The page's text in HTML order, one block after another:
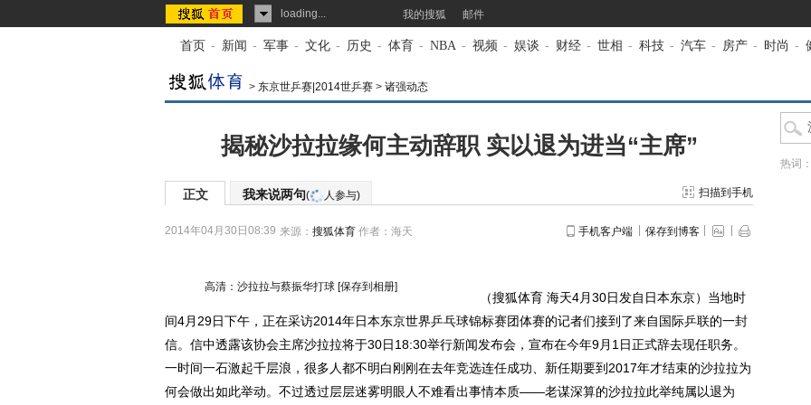
loading... 我的搜狐 邮件
首页 - 新闻 - 军事 - 文化 - 历史 - 体育 - NBA - 视频 - 娱谈 - 财经 - 世相 - 科技 - 汽车 - 房产 - 时尚 -
> 东京世乒赛|2014世乒赛 > 诸强动态
揭秘沙拉拉缘何主动辞职 实以退为进当“主席”
正文 我来说两句( 人参与) 扫描到手机
2014年04月30日08:39 来源： 搜狐体育 作者：海天 手机客户端 保存到博客
高清：沙拉拉与蔡振华打球 [保存到相册]
（搜狐体育 海天4月30日发自日本东京）当地时
间4月29日下午，正在采访2014年日本东京世界乒乓球锦标赛团体赛的记者们接到了来自国际乒联的一封
信。信中透露该协会主席沙拉拉将于30日18:30举行新闻发布会，宣布在今年9月1日正式辞去现任职务。
一时间一石激起千层浪，很多人都不明白刚刚在去年竞选连任成功、新任期要到2017年才结束的沙拉拉为
何会做出如此举动。不过透过层层迷雾明眼人不难看出事情本质——老谋深算的沙拉拉此举纯属以退为
热词